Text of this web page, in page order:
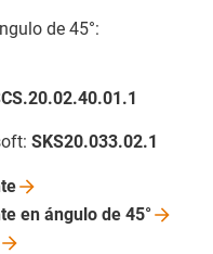
de 45°:
SKS20.033.02.1
en ángulo de 45°